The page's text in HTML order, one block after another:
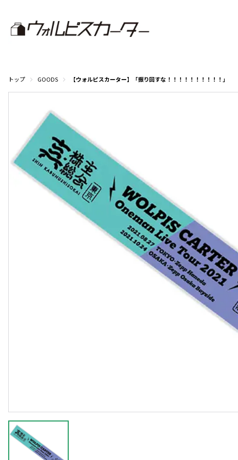
トップ GOODS 【ウォルピスカーター】「振り回すな！！！！！！！！！！」